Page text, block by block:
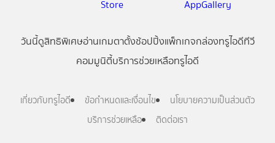
วันนี้ดูสิทธิพิเศษอ่านเกมตาตั้งช้อปปิ้งแพ็กเกจกล่องทรูไอดีทีวี
คอมมูนิตี้บริการช่วยเหลือทรูไอดี
เกี่ยวกับทรูไอดี ข้อกำหนดและเงื่อนไข
นโยบายความเป็นส่วนตัว
บริการช่วยเหลือ
ติดต่อเรา